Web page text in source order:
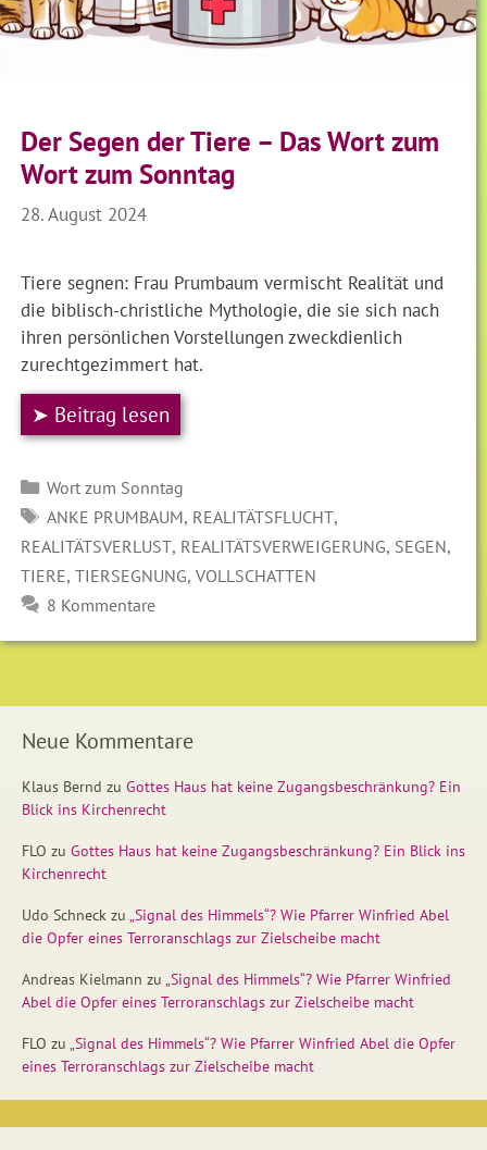
Der Segen der Tiere – Das Wort zum
Wort zum Sonntag
28. August 2024
Tiere segnen: Frau Prumbaum vermischt Realität und
die biblisch-christliche Mythologie, die sie sich nach
ihren persönlichen Vorstellungen zweckdienlich
zurechtgezimmert hat.
➤ Beitrag lesen
Kategorien
Wort zum Sonntag
SCHLAGWÖRTER
ANKE PRUMBAUM, REALITÄTSFLUCHT,
REALITÄTSVERLUST, REALITÄTSVERWEIGERUNG, SEGEN,
TIERE,TIERSEGNUNG,VOLLSCHATTEN
8 Kommentare
Neue Kommentare
Klaus Bernd zu Gottes Haus hat keine Zugangsbeschränkung? Ein
Blick ins Kirchenrecht
FLO zu Gottes Haus hat keine Zugangsbeschränkung? Ein Blick ins
Kirchenrecht
Udo Schneck zu „Signal des Himmels“? Wie Pfarrer Winfried Abel
die Opfer eines Terroranschlags zur Zielscheibe macht
Andreas Kielmann zu „Signal des Himmels“? Wie Pfarrer Winfried
Abel die Opfer eines Terroranschlags zur Zielscheibe macht
FLO zu „Signal des Himmels“? Wie Pfarrer Winfried Abel die Opfer
eines Terroranschlags zur Zielscheibe macht